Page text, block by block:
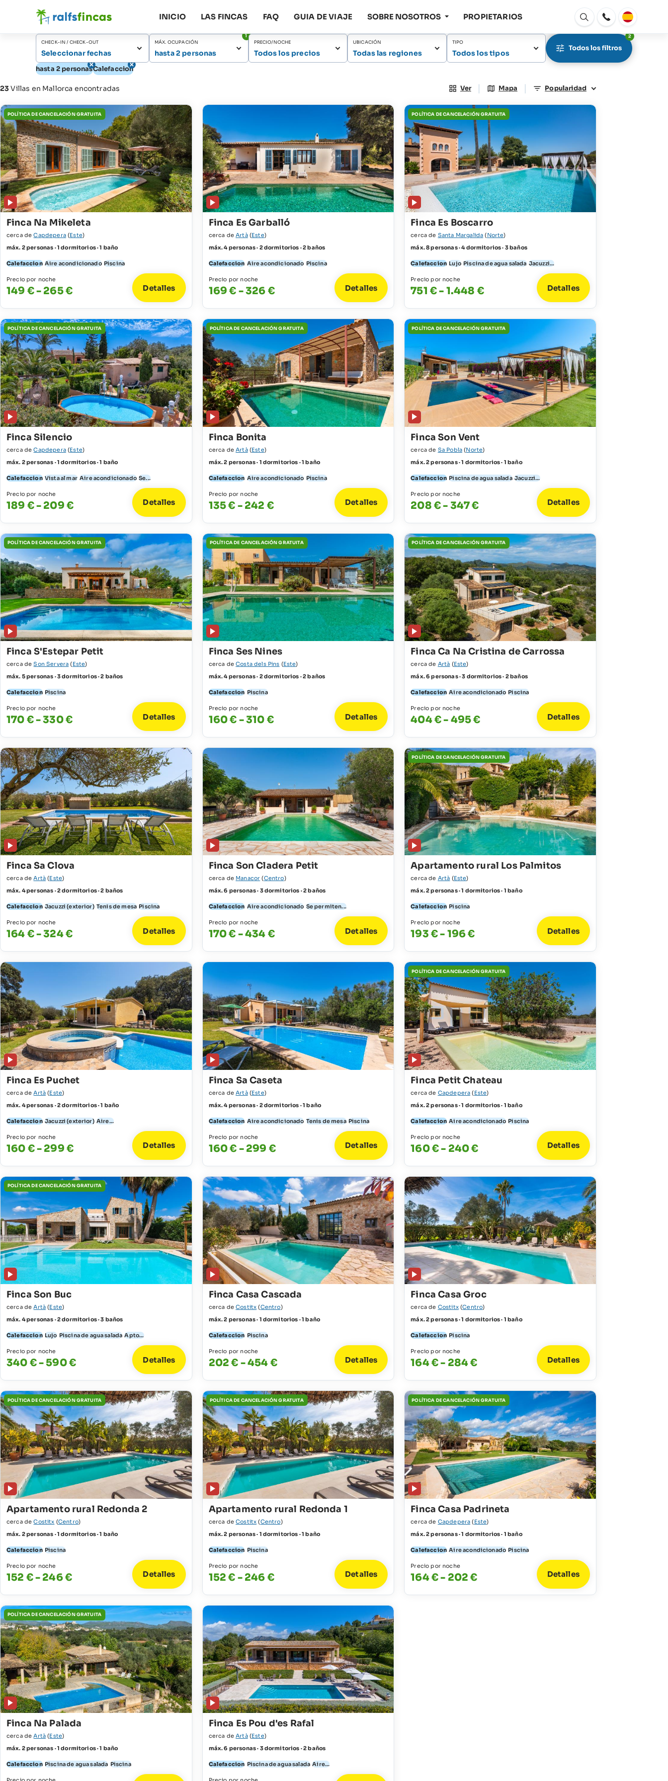
INICIO LAS FINCAS FAQ GUIA DE VIAJE SOBRE NOSOTROS PROPIETARIOS
Abrir
ventana
CHECK-IN / CHECK-OUT
Seleccionar fechas
MÁX. OCUPACIÓN
hasta 2 personas
1
PRECIO/NOCHE
Todos los precios
UBICACIÓN
Todas las regiones
TIPO
Todos los tipos
Todos los filtros
2
hasta 2 personasCalefaccion
23Villas en Mallorca encontradas Ver | Mapa | Popularidad
POLÍTICA DE CANCELACIÓN GRATUITA
Finca Na Mikeleta
cerca deCapdepera(Este)
máx. 2 personas · 1 dormitorios · 1 baño
Calefaccion Aire acondicionado Piscina
Precio por noche
149 € - 265 € Detalles
Finca Es Garballó
cerca deArtà(Este)
máx. 4 personas · 2 dormitorios · 2 baños
Calefaccion Aire acondicionado Piscina
Precio por noche
169 € - 326 € Detalles
POLÍTICA DE CANCELACIÓN GRATUITA
Finca Es Boscarro
cerca de Santa Margalida (Norte)
máx. 8 personas · 4 dormitorios · 3 baños
Calefaccion Lujo Piscina de agua salada Jacuzzi...
Precio por noche
751 € - 1.448 € Detalles
POLÍTICA DE CANCELACIÓN GRATUITA
Finca Silencio
cerca deCapdepera(Este)
máx. 2 personas · 1 dormitorios · 1 baño
Calefaccion Vista al mar Aire acondicionado Se...
Precio por noche
189 € - 209 € Detalles
POLÍTICA DE CANCELACIÓN GRATUITA
Finca Bonita
cerca deArtà(Este)
máx. 2 personas · 1 dormitorios · 1 baño
Calefaccion Aire acondicionado Piscina
Precio por noche
135 € - 242 € Detalles
POLÍTICA DE CANCELACIÓN GRATUITA
Finca Son Vent
cerca de Sa Pobla (Norte)
máx. 2 personas · 1 dormitorios · 1 baño
Calefaccion Piscina de agua salada Jacuzzi...
Precio por noche
208 € - 347 € Detalles
POLÍTICA DE CANCELACIÓN GRATUITA
Finca S'Estepar Petit
cerca deSon Servera (Este)
máx. 5 personas · 3 dormitorios · 2 baños
Calefaccion Piscina
Precio por noche
170 € - 330 € Detalles
POLÍTICA DE CANCELACIÓN GRATUITA
Finca Ses Nines
cerca deCosta dels Pins (Este)
máx. 4 personas · 2 dormitorios · 2 baños
Calefaccion Piscina
Precio por noche
160 € - 310 € Detalles
POLÍTICA DE CANCELACIÓN GRATUITA
Finca Ca Na Cristina de Carrossa
cerca de Artà (Este)
máx. 6 personas · 3 dormitorios · 2 baños
Calefaccion Aire acondicionado Piscina
Precio por noche
404 € - 495 € Detalles
Finca Sa Clova
cerca deArtà (Este)
máx. 4 personas · 2 dormitorios · 2 baños
Calefaccion Jacuzzi (exterior) Tenis de mesa Piscina
Precio por noche
164 € - 324 € Detalles
Finca Son Cladera Petit
cerca de Manacor (Centro)
máx. 6 personas · 3 dormitorios · 2 baños
Calefaccion Aire acondicionado Se permiten...
Precio por noche
170 € - 434 € Detalles
POLÍTICA DE CANCELACIÓN GRATUITA
Apartamento rural Los Palmitos
cerca de Artà (Este)
máx. 2 personas · 1 dormitorios · 1 baño
Calefaccion Piscina
Precio por noche
193 € - 196 € Detalles
Finca Es Puchet
cerca deArtà (Este)
máx. 4 personas · 2 dormitorios · 1 baño
Calefaccion Jacuzzi (exterior) Aire...
Precio por noche
160 € - 299 € Detalles
Finca Sa Caseta
cerca deArtà(Este)
máx. 4 personas · 2 dormitorios · 1 baño
Calefaccion Aire acondicionado Tenis de mesa Piscina
Precio por noche
160 € - 299 € Detalles
POLÍTICA DE CANCELACIÓN GRATUITA
Finca Petit Chateau
cerca de Capdepera (Este)
máx. 2 personas · 1 dormitorios · 1 baño
Calefaccion Aire acondicionado Piscina
Precio por noche
160 € - 240 € Detalles
POLÍTICA DE CANCELACIÓN GRATUITA
Finca Son Buc
cerca deArtà (Este)
máx. 4 personas · 2 dormitorios · 3 baños
Calefaccion Lujo Piscina de agua salada Apto...
Precio por noche
340 € - 590 € Detalles
Finca Casa Cascada
cerca deCostitx (Centro)
máx. 2 personas · 1 dormitorios · 1 baño
Calefaccion Piscina
Precio por noche
202 € - 454 € Detalles
Finca Casa Groc
cerca de Costitx(Centro)
máx. 2 personas · 1 dormitorios · 1 baño
Calefaccion Piscina
Precio por noche
164 € - 284 € Detalles
POLÍTICA DE CANCELACIÓN GRATUITA
Apartamento rural Redonda 2
cerca deCostitx (Centro)
máx. 2 personas · 1 dormitorios · 1 baño
Calefaccion Piscina
Precio por noche
152 € - 246 € Detalles
POLÍTICA DE CANCELACIÓN GRATUITA
Apartamento rural Redonda 1
cerca deCostitx (Centro)
máx. 2 personas · 1 dormitorios · 1 baño
Calefaccion Piscina
Precio por noche
152 € - 246 € Detalles
POLÍTICA DE CANCELACIÓN GRATUITA
Finca Casa Padrineta
cerca de Capdepera (Este)
máx. 2 personas · 1 dormitorios · 1 baño
Calefaccion Aire acondicionado Piscina
Precio por noche
164 € - 202 € Detalles
POLÍTICA DE CANCELACIÓN GRATUITA
Finca Na Palada
cerca deArtà (Este)
máx. 2 personas · 1 dormitorios · 1 baño
Calefaccion Piscina de agua salada Piscina
Finca Es Pou d'es Rafal
cerca deArtà(Este)
máx. 6 personas · 3 dormitorios · 2 baños
Calefaccion Piscina de agua salada Aire...